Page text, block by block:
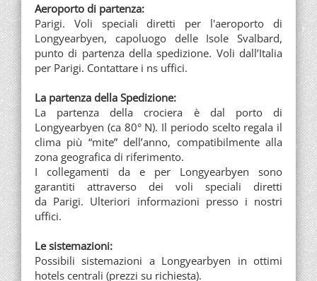
Aeroporto di partenza:
Parigi. Voli speciali diretti per l'aeroporto di
Longyearbyen, capoluogo delle Isole Svalbard,
punto di partenza della spedizione. Voli dall’Italia
per Parigi. Contattare i ns uffici.
La partenza della Spedizione:
La partenza della crociera è dal porto di
Longyearbyen (ca 80° N). Il periodo scelto regala il
clima più “mite” dell’anno, compatibilmente alla
zona geografica di riferimento.
I collegamenti da e per Longyearbyen sono
garantiti attraverso dei voli speciali diretti
da Parigi. Ulteriori informazioni presso i nostri
uffici.
Le sistemazioni:
Possibili sistemazioni a Longyearbyen in ottimi
hotels centrali (prezzi su richiesta).